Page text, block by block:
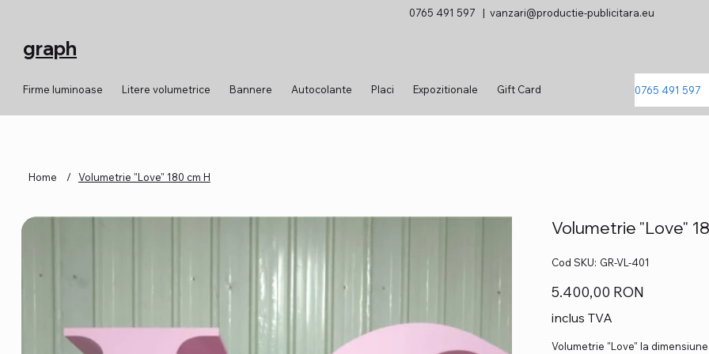
0765 491 597 | vanzari@productie-publicitara.eu
graph
Firme luminoase Litere volumetrice Bannere Autocolante Placi Expozitionale Gift Card 0765 491 597
Home / Volumetrie "Love" 180 cm H
Volumetrie "Love"
Cod SKU: Cod
SKU
401
GR-VL-401
Preț
5.400,00 RON
inclus TVA
Volumetrie "Love" la